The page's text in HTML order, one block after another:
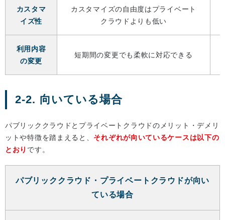
カスタマ
イズ性
カスタマイズの自由度はプライベート
クラウドよりも低い
利用内容
の変更
短期間の変更でも柔軟に対応できる
2-2. 向いている場合
パブリッククラウドとプライベートクラウドのメリット・デメリ
ットや特徴を踏まえると、 それぞれが向いているケースは以下の
とおり です。
パブリッククラウド・プライベートクラウドが向い
ている場合